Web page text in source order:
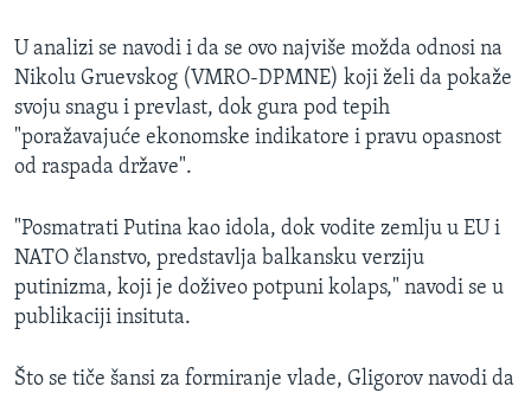
U analizi se navodi i da se ovo najviše možda odnosi na
Nikolu Gruevskog (VMRO-DPMNE) koji želi da pokaže
svoju snagu i prevlast, dok gura pod tepih
"poražavajuće ekonomske indikatore i pravu opasnost
od raspada države".
"Posmatrati Putina kao idola, dok vodite zemlju u EU i
NATO članstvo, predstavlja balkansku verziju
putinizma, koji je doživeo potpuni kolaps," navodi se u
publikaciji insituta.
Što se tiče šansi za formiranje vlade, Gligorov navodi da